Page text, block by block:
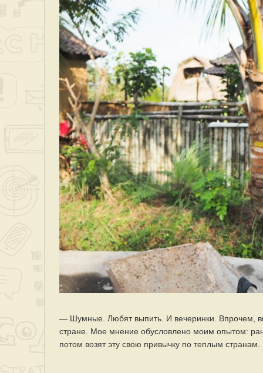
— Шумные. Любят выпить. И вечеринки. Впрочем,
стране. Мое мнение обусловлено моим опытом:
потом возят эту свою привычку по теплым странам.